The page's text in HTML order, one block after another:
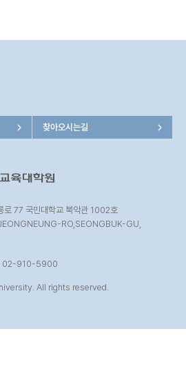
77 국민대학교 북악관 1002호
RO,SEONGBUK-GU,
02-910-5900
All rights reserved.
찾아오시는길